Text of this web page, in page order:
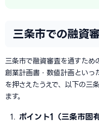
三条市での融資
三条市で融資審査を通すため
創業計画書・数値計画といっ
を押さえたうえで、以下の三
ます。
ポイント1（三条市固